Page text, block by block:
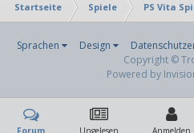
Startseite Spiele PS Vita
Sprachen Design
Copyright ©
Powered by
Forum Ungelesen Anmelden